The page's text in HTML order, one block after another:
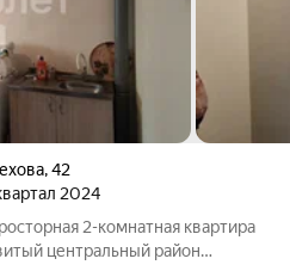
,42
2024
2-комнатная квартира
центральный район